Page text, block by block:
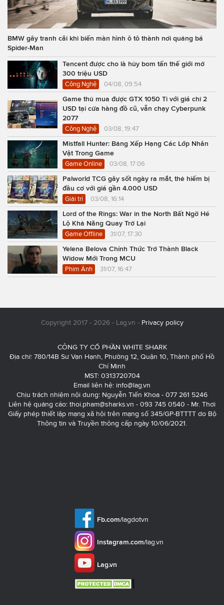
BMW gây tranh cãi khi biến màn hình ô tô thành nơi quảng bá
Spider-Man
Tencent được cho là hủy bom tấn thế giới mở
300 triệu USD
Công Nghệ 04/08, 09:54
Game thủ mua được GTX 1050 Ti với giá chỉ 2
USD tại cửa hàng đồ cũ, vẫn chạy Cyberpunk
2077
Công Nghệ 03/08, 19:47
Mistfall Hunter: Bảng Xếp Hạng Các Lớp Nhân
Vật Trong Game
Game Online 03/08, 17:06
Palworld TCG gây sốt ngày ra mắt, thẻ hiếm bị
đầu cơ với giá gần 4.000 USD
Giải trí 03/08, 16:14
Lord of the Rings: War in the North Bất Ngờ Hé
Lộ Khả Năng Quay Trở Lại
Game Offline 31/07, 17:30
Yelena Belova Chính Thức Trở Thành Black
Widow Mới Trong MCU
Phim Ảnh 31/07, 16:47
Copyright 2017 - 2026 - Lag.vn - Privacy policy
CÔNG TY CỔ PHẦN WHITE SHARK
Địa chỉ: 780/14B Sư Vạn Hạnh, Phường 12, Quận 10, Thành phố Hồ
Chí Minh
MST: 0313720704
Email liên hệ: info@lag.vn
Chịu trách nhiệm nội dung: Nguyễn Tiến Khoa - 077 261 5246
Liên hệ quảng cáo: thoi.pham@sharks.vn - 093 745 0540 - Mr. Thơi
Giấy phép thiết lập mạng xã hội trên mạng số 345/GP-BTTTT do Bộ
Thông tin và Truyền thông cấp ngày 10/06/2021.
Fb.com/lagdotvn
Instagram.com/lag.vn
Lag.vn